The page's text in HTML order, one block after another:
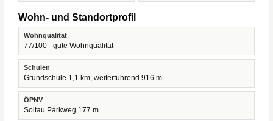
Wohn- und Standortprofil
Wohnqualität
77/100 - gute Wohnqualität
Schulen
Grundschule 1,1 km, weiterführend 916 m
ÖPNV
Soltau Parkweg 177 m